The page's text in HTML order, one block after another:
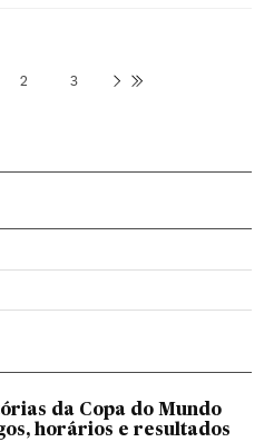
2 3
en Twitteren Facebook
da Copa do Mundo
horários e resultados